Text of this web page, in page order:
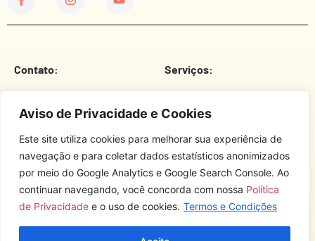
Aviso de Privacidade e Cookies
Este site utiliza cookies para melhorar sua experiência de
navegação e para coletar dados estatísticos anonimizados
por meio do Google Analytics e Google Search Console. Ao
continuar navegando, você concorda com nossa Política
de Privacidade e o uso de cookies. Termos e Condições
Contato:
E-Mail
Endereço
Serviços:
Câmara De Vereadores
Corpo De Bombeiros
Brigada Militar
Polícia Civil
Comando Rodoviário
Sobre o site:
Termos E Condições